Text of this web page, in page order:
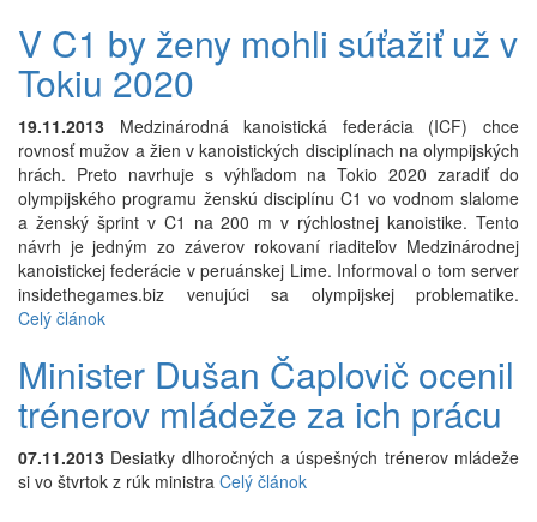
V C1 by ženy mohli súťažiť už v
Tokiu 2020
19.11.2013 Medzinárodná kanoistická federácia (ICF) chce
rovnosť mužov a žien v kanoistických disciplínach na olympijských
hrách. Preto navrhuje s výhľadom na Tokio 2020 zaradiť do
olympijského programu ženskú disciplínu C1 vo vodnom slalome
a ženský šprint v C1 na 200 m v rýchlostnej kanoistike. Tento
návrh je jedným zo záverov rokovaní riaditeľov Medzinárodnej
kanoistickej federácie v peruánskej Lime. Informoval o tom server
insidethegames.biz venujúci sa olympijskej problematike.
Celý článok
Minister Dušan Čaplovič ocenil
trénerov mládeže za ich prácu
07.11.2013 Desiatky dlhoročných a úspešných trénerov mládeže
si vo štvrtok z rúk ministra Celý článok